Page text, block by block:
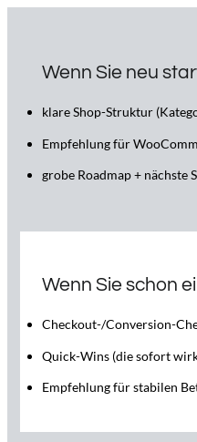
Wenn Sie neu
klare Shop-Struktur
Empfehlung für
grobe Roadmap + nächste
Wenn Sie schon
Checkout-/Conversion-
Quick-Wins (die sofort
Empfehlung für stabilen